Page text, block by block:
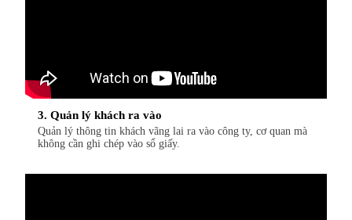
3. Quản lý khách ra vào
Quản lý thông tin khách vãng lai ra vào công ty, cơ quan mà
không cần ghi chép vào sổ giấy.